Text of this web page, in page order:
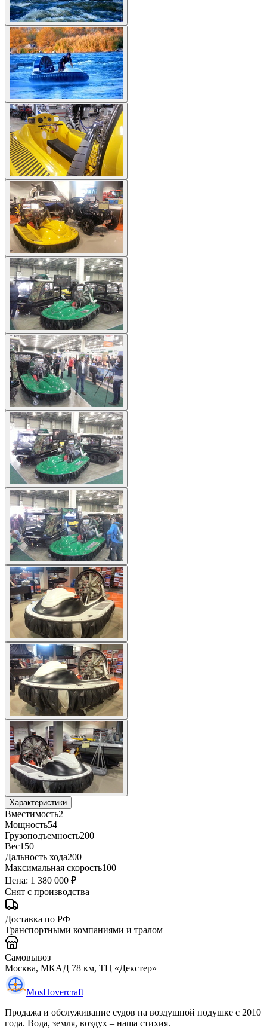
Характеристики
Вместимость2
Мощность54
Грузоподъемность200
Вес150
Дальность хода200
Максимальная скорость100
Цена: 1 380 000 ₽
Снят с производства
Доставка по РФ
Транспортными компаниями и тралом
Самовывоз
Москва, МКАД 78 км, ТЦ «Декстер»
MosHovercraft
Продажа и обслуживание судов на воздушной подушке с 2010
года. Вода, земля, воздух – наша стихия.